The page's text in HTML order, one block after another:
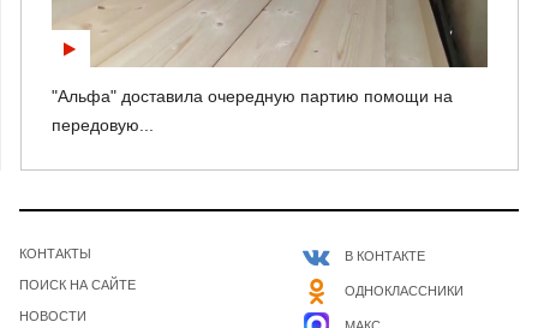
"Альфа" доставила очередную партию помощи на
передовую...
КОНТАКТЫ
ПОИСК НА САЙТЕ
НОВОСТИ
В КОНТАКТЕ
ОДНОКЛАССНИКИ